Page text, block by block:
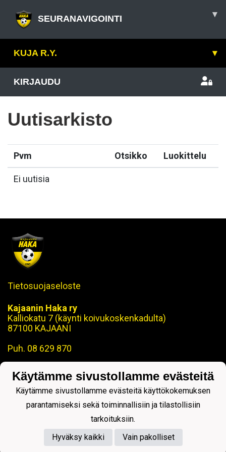
SEURANAVIGOINTI ▾
KUJA R.Y. ▾
KIRJAUDU
Uutisarkisto
Pvm Otsikko Luokittelu
Ei uutisia
Tietosuojaseloste
Kajaanin Haka ry
Kalliokatu 7 (käynti koivukoskenkadulta)
87100 KAJAANI
Puh. 08 629 870
ohjaus@kajaaninhaka.fi
Powered by
Käytämme sivustollamme evästeitä
Käytämme sivustollamme evästeitä käyttökokemuksen
parantamiseksi sekä toiminnallisiin ja tilastollisiin
tarkoituksiin.
Hyväksy kaikki
Vain pakolliset